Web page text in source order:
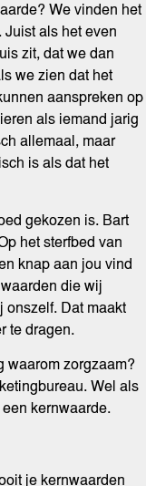
We vinden het
als het even
zit, dat we dan
we zien dat het
aanspreken op
als iemand jarig
allemaal, maar
is als dat het
gekozen is. Bart
het sterfbed van
knap aan jou vind
die wij
onszelf. Dat maakt
te dragen.
waarom zorgzaam?
Wel als
kernwaarde.
je kernwaarden